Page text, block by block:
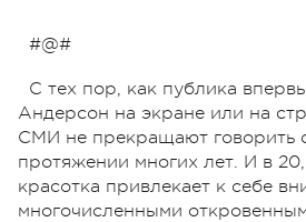
#@#
С тех пор, как публика
Андерсон на экране или на
СМИ не прекращают говорить
протяжении многих лет. И в
красотка привлекает к себе
многочисленными